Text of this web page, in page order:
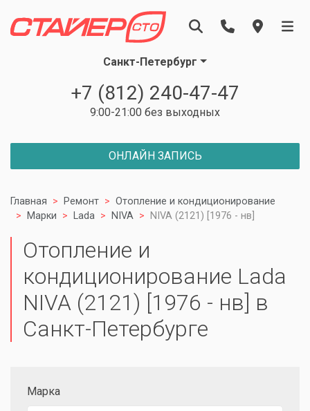
Санкт-Петербург
+7 (812) 240-47-47
9:00-21:00 без выходных
ОНЛАЙН ЗАПИСЬ
Главная Ремонт
Отопление и кондиционирование
Марки
Lada NIVA NIVA (2121) [1976 - нв]
Отопление и
кондиционирование Lada
NIVA (2121) [1976 - нв] в
Санкт-Петербурге
Марка